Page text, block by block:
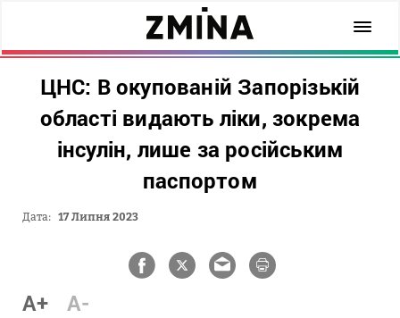
ЦНС: В окупованій Запорізькій
області видають ліки, зокрема
інсулін, лише за російським
паспортом
Дата: 17 Липня 2023
A+ A-